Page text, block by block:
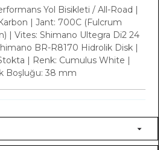
Yol Bisikleti / All-Road |
| Jant: 700C (Fulcrum
| Vites: Shimano Ultegra Di2 24
BR-R8170 Hidrolik Disk |
| Renk: Cumulus White |
Boşluğu: 38 mm